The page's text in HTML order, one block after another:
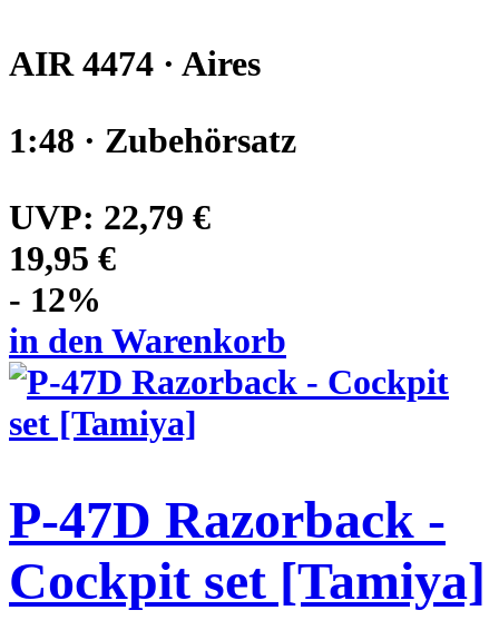
AIR 4474 · Aires
1:48 · Zubehörsatz
UVP: 22,79 €
19,95 €
- 12%
in den Warenkorb
P-47D Razorback -
Cockpit set [Tamiya]